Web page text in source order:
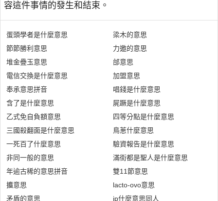
容這件事情的發生和結束。
蛋頭學者是什麼意思
節節勝利意思
堆金疊玉意思
電信交換是什麼意思
奉承意思拼音
含了是什麼意思
乙式免自負額意思
三國殺翻面是什麼意思
一死百了什麼意思
非同一般的意思
年逾古稀的意思拼音
攟意思
矛盾的意思
梁木的意思
力邀的意思
邰意思
加盟意思
唱錢是什麼意思
屍蹶是什麼意思
四等分點是什麼意思
鳥蔥什麼意思
驗資報告是什麼意思
滿街都是聖人是什麼意思
雙11節意思
lacto-ovo意思
ip什麼意思同人